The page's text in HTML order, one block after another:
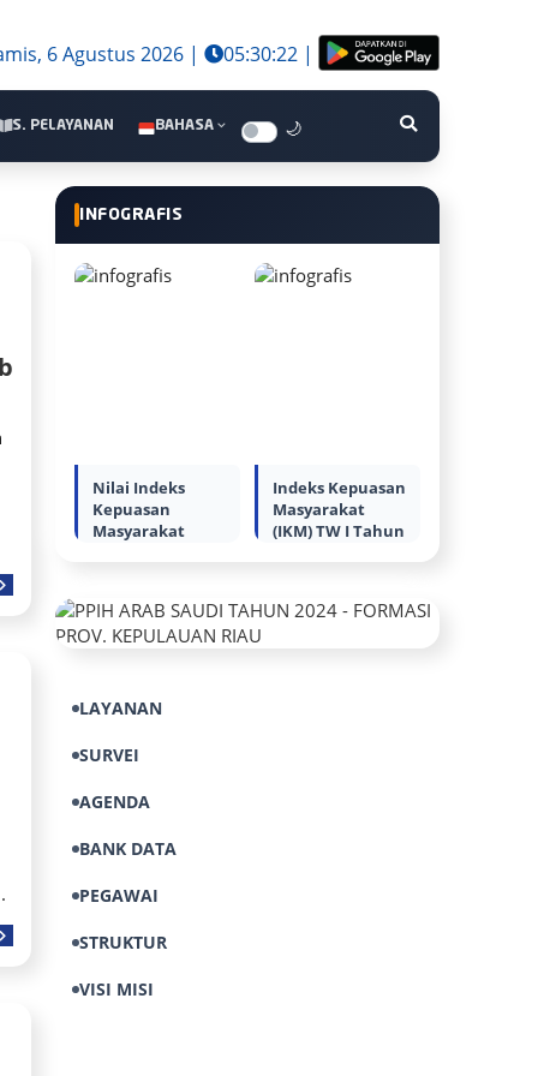
6 Agustus 2026 | 05:30:22 |
S. PELAYANAN BAHASA 🌙
INFOGRAFIS
Nilai Indeks
Kepuasan
Masyarakat
Indeks Kepuasan
Masyarakat
(IKM) TW I Tahun
LAYANAN
SURVEI
AGENDA
BANK DATA
PEGAWAI
STRUKTUR
VISI MISI